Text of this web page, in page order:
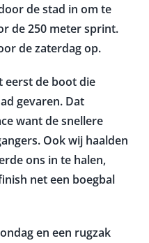
de stad in om te
de 250 meter sprint.
de zaterdag op.
eerst de boot die
gevaren. Dat
want de snellere
Ook wij haalden
ons in te halen,
net een boegbal
en een rugzak